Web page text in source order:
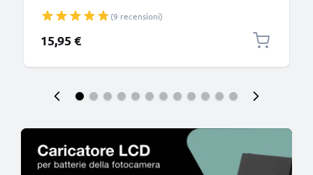
per macchine fotografiche e videocamere
(9 recensioni)
15,95 €